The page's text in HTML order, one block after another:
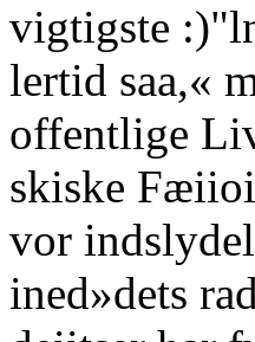
vigtigste
lertid saa,«
offentlige
skiske
vor
ined»dets